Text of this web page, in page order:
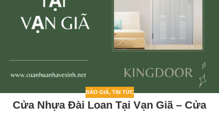
BÁO GIÁ, TIN TỨC
Cửa Nhựa Đài Loan Tại Vạn Giã – Cửa